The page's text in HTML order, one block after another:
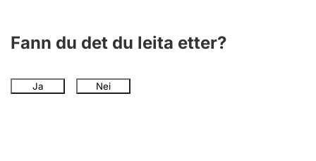
Fann du det du leita etter?
Ja Nei